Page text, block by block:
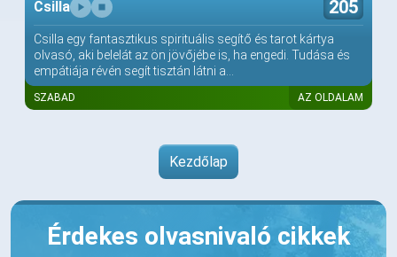
Csilla 205
Csilla egy fantasztikus spirituális segítő és tarot kártya
olvasó, aki belelát az ön jövőjébe is, ha engedi. Tudása és
empátiája révén segít tisztán látni a...
SZABAD AZ OLDALAM
Kezdőlap
Érdekes olvasnivaló cikkek